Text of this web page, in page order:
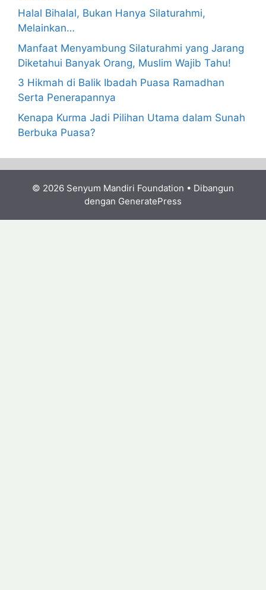
Halal Bihalal, Bukan Hanya Silaturahmi,
Melainkan…
Manfaat Menyambung Silaturahmi yang Jarang
Diketahui Banyak Orang, Muslim Wajib Tahu!
3 Hikmah di Balik Ibadah Puasa Ramadhan
Serta Penerapannya
Kenapa Kurma Jadi Pilihan Utama dalam Sunah
Berbuka Puasa?
© 2026 Senyum Mandiri Foundation • Dibangun
dengan GeneratePress